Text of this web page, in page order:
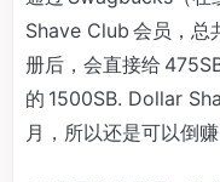
Shave Club 会员，总
册后，会直接给
的 1500SB. Dollar
月，所以还是可以倒赚